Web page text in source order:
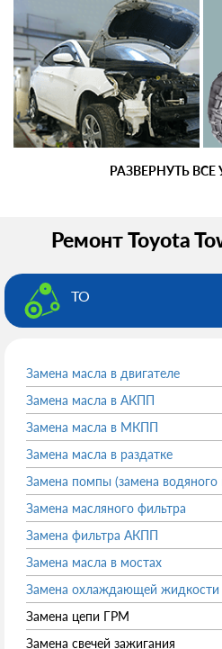
РАЗВЕРНУТЬ ВСЕ
Ремонт Toyota
ТО
Замена масла в двигателе
Замена масла в АКПП
Замена масла в МКПП
Замена масла в раздатке
Замена помпы (замена водяного
Замена масляного фильтра
Замена фильтра АКПП
Замена масла в мостах
Замена охлаждающей жидкости
Замена цепи ГРМ
Замена свечей зажигания